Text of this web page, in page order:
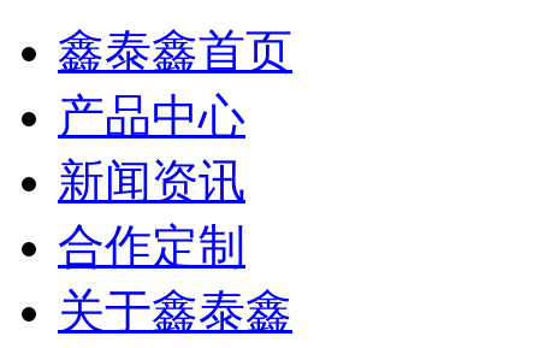
鑫泰鑫首页
产品中心
新闻资讯
合作定制
关于鑫泰鑫